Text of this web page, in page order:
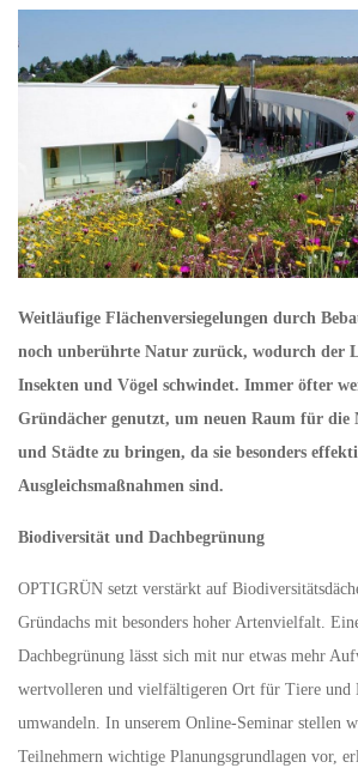
Weitläufige Flächenversiegelungen durch
noch unberührte Natur zurück, wodurch der
Insekten und Vögel schwindet. Immer öfter
Gründächer genutzt, um neuen Raum für die
und Städte zu bringen, da sie besonders
Ausgleichsmaßnahmen sind.
Biodiversität und Dachbegrünung
OPTIGRÜN setzt verstärkt auf
Gründachs mit besonders hoher Artenvielfalt.
Dachbegrünung lässt sich mit nur etwas mehr
wertvolleren und vielfältigeren Ort für Tiere und
umwandeln. In unserem Online-Seminar stellen
Teilnehmern wichtige Planungsgrundlagen vor,